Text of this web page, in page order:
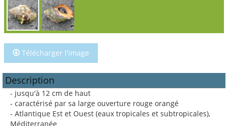
Télécharger l'image
Description
- jusqu'à 12 cm de haut
- caractérisé par sa large ouverture rouge orangé
- Atlantique Est et Ouest (eaux tropicales et subtropicales),
Méditerranée